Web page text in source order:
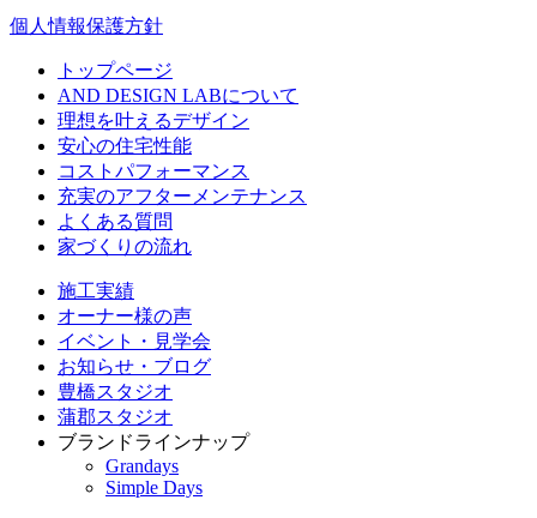
個人情報保護方針
トップページ
AND DESIGN LABについて
理想を叶えるデザイン
安心の住宅性能
コストパフォーマンス
充実のアフターメンテナンス
よくある質問
家づくりの流れ
施工実績
オーナー様の声
イベント・見学会
お知らせ・ブログ
豊橋スタジオ
蒲郡スタジオ
ブランドラインナップ
Grandays
Simple Days